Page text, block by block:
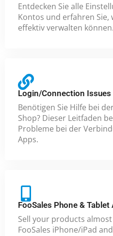
Entdecken Sie alle
Kontos und erfahren Sie,
effektiv verwalten können.
Login/Connection Issues
Benötigen Sie Hilfe bei
Shop? Dieser Leitfaden
Probleme bei der
Apps.
FooSales Phone & Tablet
Sell your products
FooSales iPhone/iPad